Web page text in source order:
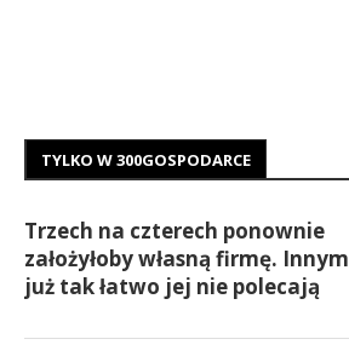
TYLKO W 300GOSPODARCE
Trzech na czterech ponownie
założyłoby własną firmę. Innym
już tak łatwo jej nie polecają